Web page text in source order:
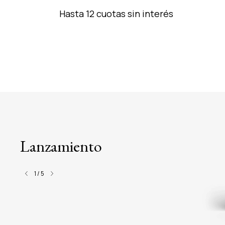
Hasta 12 cuotas sin interés
Lanzamiento
1/ 5